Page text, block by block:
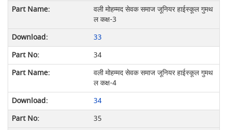
वली मोहम्मद सेवक समाज जूनियर हाईस्कूल गुमथ
ल कक्ष-3
33
34
वली मोहम्मद सेवक समाज जूनियर हाईस्कूल गुमथ
ल कक्ष-4
34
35